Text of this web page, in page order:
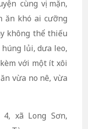
cùng vị mặn,
ăn khó ai cưỡng
không thể thiếu
lủi, dưa leo,
với một ít xôi
vừa no nê, vừa
xã Long Sơn,